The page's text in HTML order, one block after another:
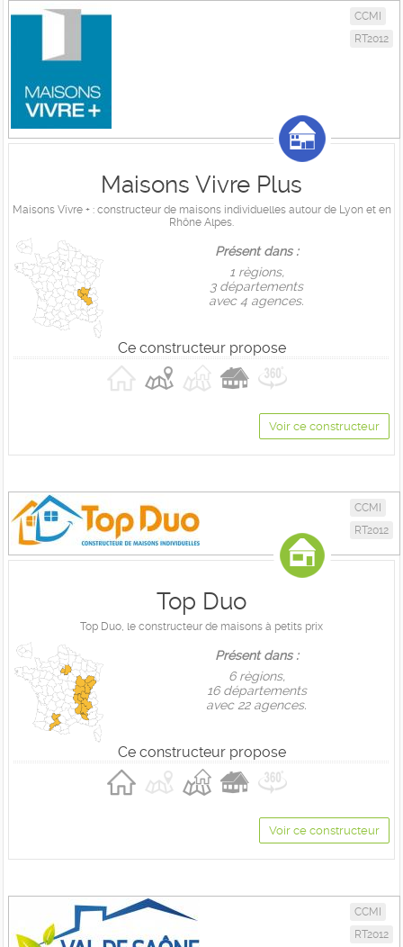
CCMI
RT2012
Maisons Vivre Plus
Maisons Vivre + : constructeur de maisons individuelles autour de Lyon et en
Rhône Alpes.
Présent dans :
1 règions,
3 départements
avec 4 agences.
Ce constructeur propose
Voir ce constructeur
CCMI
RT2012
Top Duo
Top Duo, le constructeur de maisons à petits prix
Présent dans :
6 règions,
16 départements
avec 22 agences.
Ce constructeur propose
Voir ce constructeur
CCMI
RT2012